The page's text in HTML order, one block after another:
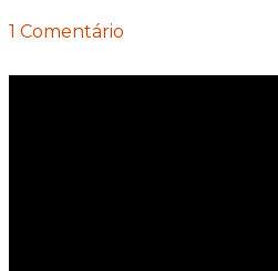
1 Comentário